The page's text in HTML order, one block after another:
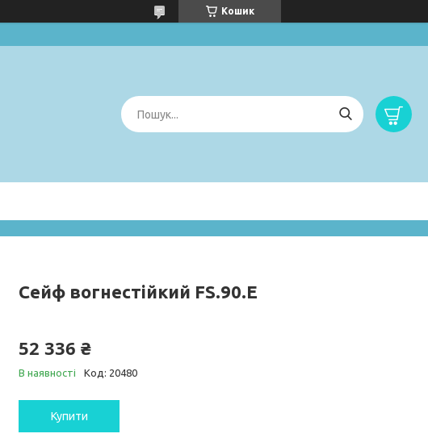
Кошик
Сейф вогнестійкий FS.90.E
52 336 ₴
В наявності Код: 20480
Купити